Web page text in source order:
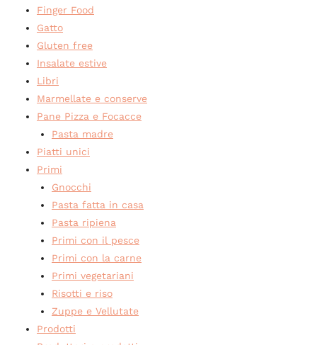
Finger Food
Gatto
Gluten free
Insalate estive
Libri
Marmellate e conserve
Pane Pizza e Focacce
Pasta madre
Piatti unici
Primi
Gnocchi
Pasta fatta in casa
Pasta ripiena
Primi con il pesce
Primi con la carne
Primi vegetariani
Risotti e riso
Zuppe e Vellutate
Prodotti